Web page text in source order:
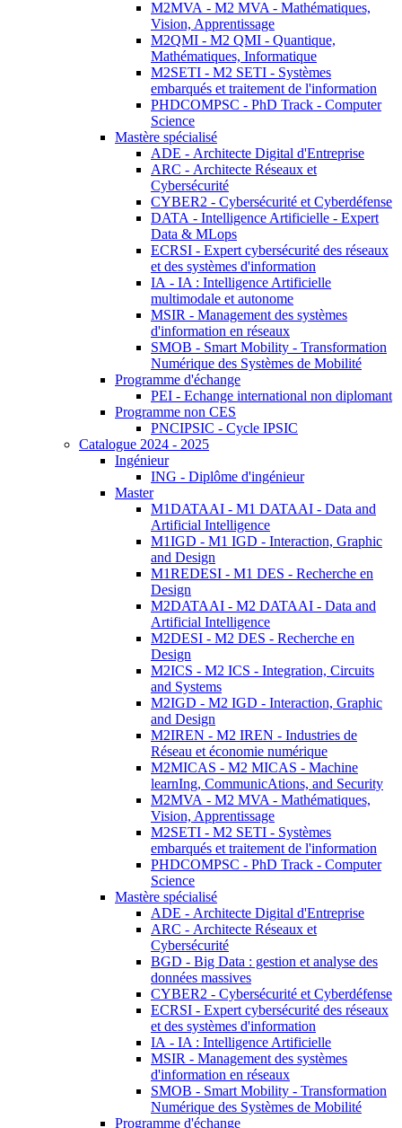
M2MVA - M2 MVA - Mathématiques,
Vision, Apprentissage
M2QMI - M2 QMI - Quantique,
Mathématiques, Informatique
M2SETI - M2 SETI - Systèmes
embarqués et traitement de l'information
PHDCOMPSC - PhD Track - Computer
Science
Mastère spécialisé
ADE - Architecte Digital d'Entreprise
ARC - Architecte Réseaux et
Cybersécurité
CYBER2 - Cybersécurité et Cyberdéfense
DATA - Intelligence Artificielle - Expert
Data & MLops
ECRSI - Expert cybersécurité des réseaux
et des systèmes d'information
IA - IA : Intelligence Artificielle
multimodale et autonome
MSIR - Management des systèmes
d'information en réseaux
SMOB - Smart Mobility - Transformation
Numérique des Systèmes de Mobilité
Programme d'échange
PEI - Echange international non diplomant
Programme non CES
PNCIPSIC - Cycle IPSIC
Catalogue 2024 - 2025
Ingénieur
ING - Diplôme d'ingénieur
Master
M1DATAAI - M1 DATAAI - Data and
Artificial Intelligence
M1IGD - M1 IGD - Interaction, Graphic
and Design
M1REDESI - M1 DES - Recherche en
Design
M2DATAAI - M2 DATAAI - Data and
Artificial Intelligence
M2DESI - M2 DES - Recherche en
Design
M2ICS - M2 ICS - Integration, Circuits
and Systems
M2IGD - M2 IGD - Interaction, Graphic
and Design
M2IREN - M2 IREN - Industries de
Réseau et économie numérique
M2MICAS - M2 MICAS - Machine
learnIng, CommunicAtions, and Security
M2MVA - M2 MVA - Mathématiques,
Vision, Apprentissage
M2SETI - M2 SETI - Systèmes
embarqués et traitement de l'information
PHDCOMPSC - PhD Track - Computer
Science
Mastère spécialisé
ADE - Architecte Digital d'Entreprise
ARC - Architecte Réseaux et
Cybersécurité
BGD - Big Data : gestion et analyse des
données massives
CYBER2 - Cybersécurité et Cyberdéfense
ECRSI - Expert cybersécurité des réseaux
et des systèmes d'information
IA - IA : Intelligence Artificielle
MSIR - Management des systèmes
d'information en réseaux
SMOB - Smart Mobility - Transformation
Numérique des Systèmes de Mobilité
Programme d'échange